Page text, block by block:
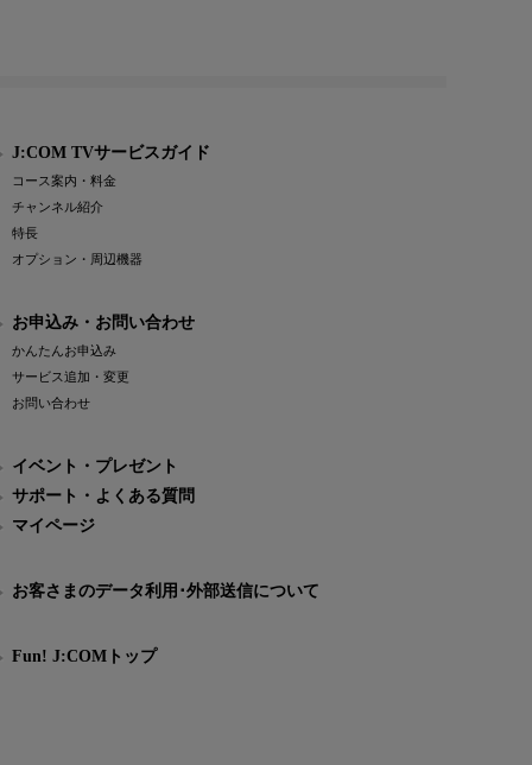
J:COM TVサービスガイド
コース案内・料金
チャンネル紹介
特長
オプション・周辺機器
お申込み・お問い合わせ
かんたんお申込み
サービス追加・変更
お問い合わせ
イベント・プレゼント
サポート・よくある質問
マイページ
お客さまのデータ利用･外部送信について
Fun! J:COMトップ